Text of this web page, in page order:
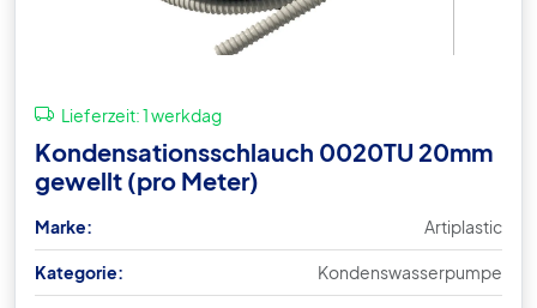
Lieferzeit:1 werkdag
Kondensationsschlauch 0020TU 20mm
gewellt (pro Meter)
Marke: Artiplastic
Kategorie: Kondenswasserpumpe